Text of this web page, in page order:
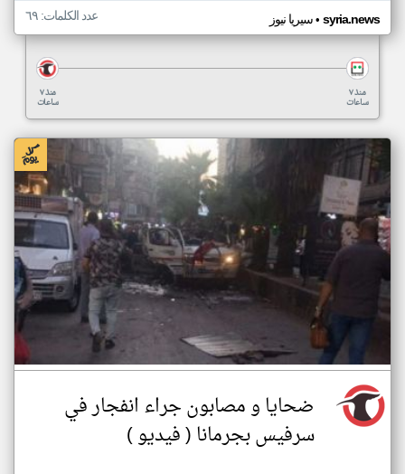
سيريا نيوز• syria.news عدد الكلمات: ٦٩
منذ ٧
ساعات
منذ ٧
ساعات
ضحايا و مصابون جراء انفجار في
سرفيس بجرمانا ( فيديو )